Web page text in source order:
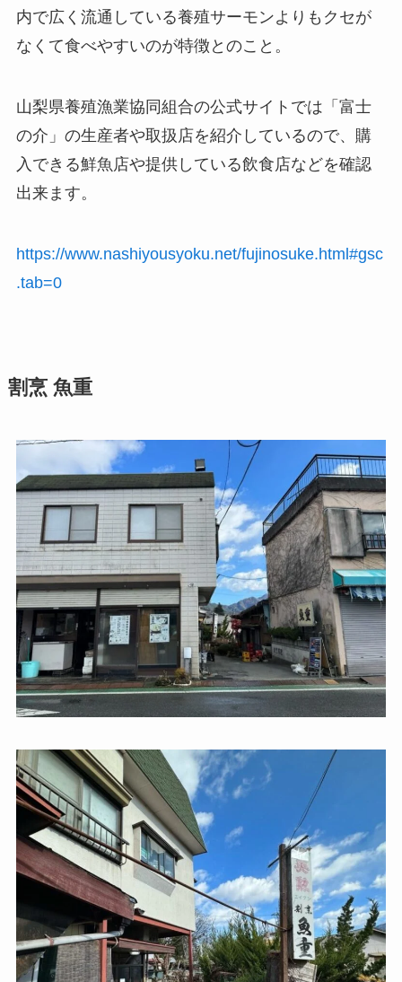
内で広く流通している養殖サーモンよりもクセが
なくて食べやすいのが特徴とのこと。
山梨県養殖漁業協同組合の公式サイトでは「富士
の介」の生産者や取扱店を紹介しているので、購
入できる鮮魚店や提供している飲食店などを確認
出来ます。
https://www.nashiyousyoku.net/fujinosuke.html#gsc
.tab=0
割烹 魚重